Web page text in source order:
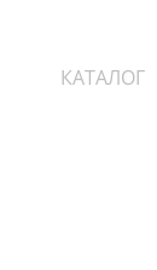
КАТАЛОГ